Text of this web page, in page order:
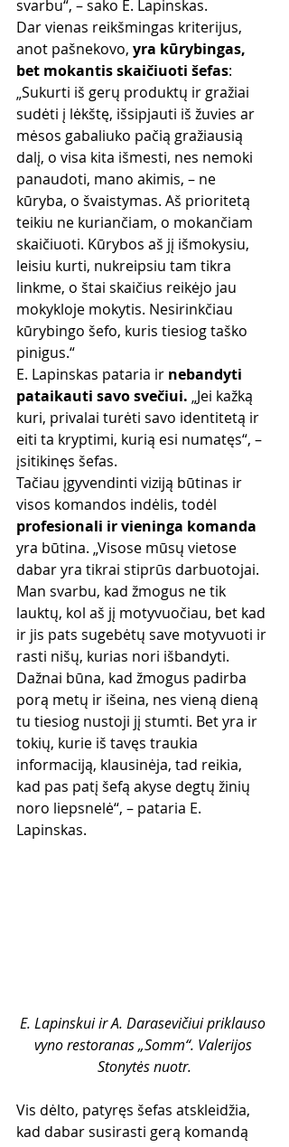
svarbu“, – sako E. Lapinskas.
Dar vienas reikšmingas kriterijus,
anot pašnekovo, yra kūrybingas,
bet mokantis skaičiuoti šefas:
„Sukurti iš gerų produktų ir gražiai
sudėti į lėkštę, išsipjauti iš žuvies ar
mėsos gabaliuko pačią gražiausią
dalį, o visa kita išmesti, nes nemoki
panaudoti, mano akimis, – ne
kūryba, o švaistymas. Aš prioritetą
teikiu ne kuriančiam, o mokančiam
skaičiuoti. Kūrybos aš jį išmokysiu,
leisiu kurti, nukreipsiu tam tikra
linkme, o štai skaičius reikėjo jau
mokykloje mokytis. Nesirinkčiau
kūrybingo šefo, kuris tiesiog taško
pinigus.“
E. Lapinskas pataria ir nebandyti
pataikauti savo svečiui. „Jei kažką
kuri, privalai turėti savo identitetą ir
eiti ta kryptimi, kurią esi numatęs“, –
įsitikinęs šefas.
Tačiau įgyvendinti viziją būtinas ir
visos komandos indėlis, todėl
profesionali ir vieninga komanda
yra būtina. „Visose mūsų vietose
dabar yra tikrai stiprūs darbuotojai.
Man svarbu, kad žmogus ne tik
lauktų, kol aš jį motyvuočiau, bet kad
ir jis pats sugebėtų save motyvuoti ir
rasti nišų, kurias nori išbandyti.
Dažnai būna, kad žmogus padirba
porą metų ir išeina, nes vieną dieną
tu tiesiog nustoji jį stumti. Bet yra ir
tokių, kurie iš tavęs traukia
informaciją, klausinėja, tad reikia,
kad pas patį šefą akyse degtų žinių
noro liepsnelė“, – pataria E.
Lapinskas.
E. Lapinskui ir A. Darasevičiui priklauso
vyno restoranas „Somm“. Valerijos
Stonytės nuotr.
Vis dėlto, patyręs šefas atskleidžia,
kad dabar susirasti gerą komandą